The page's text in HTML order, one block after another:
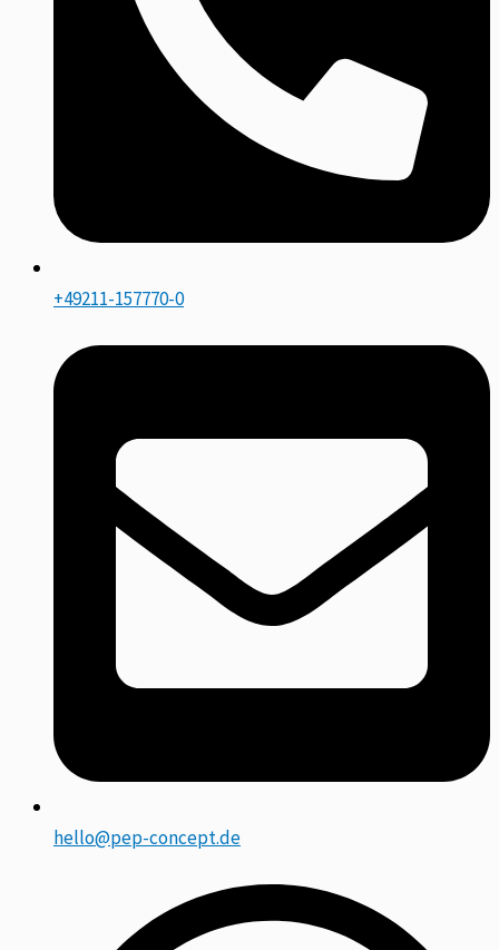
+49211-157770-0
hello@pep-concept.de